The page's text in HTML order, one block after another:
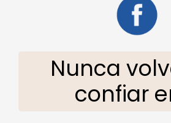
Nunca
confiar